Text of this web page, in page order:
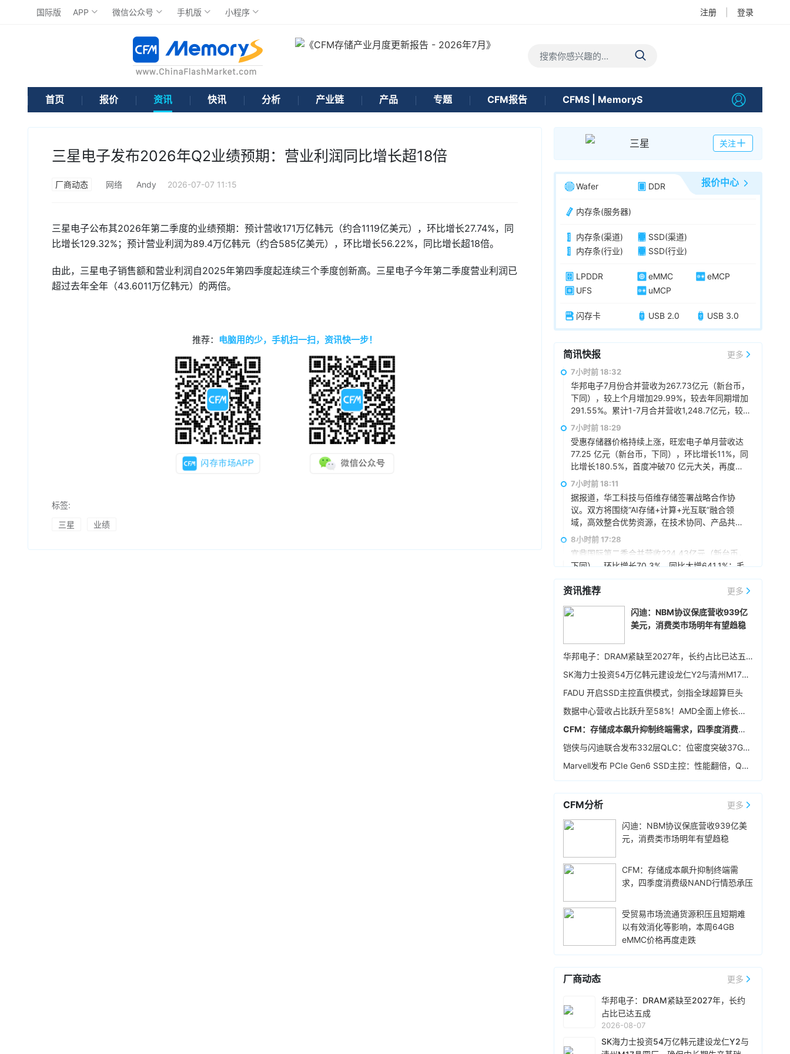
国际版 APP 微信公众号 手机版 小程序 注册 登录
首页 报价 资讯 快讯 分析 产业链 产品 专题 CFM报告 CFMS | MemoryS
三星电子发布2026年Q2业绩预期：营业利润同比增长超18倍
厂商动态 网络 Andy 2026-07-07 11:15
三星电子公布其2026年第二季度的业绩预期：预计营收171万亿韩元（约合1119亿美元），环比增长27.74%，同
比增长129.32%；预计营业利润为89.4万亿韩元（约合585亿美元），环比增长56.22%，同比增长超18倍。
由此，三星电子销售额和营业利润自2025年第四季度起连续三个季度创新高。三星电子今年第二季度营业利润已
超过去年全年（43.6011万亿韩元）的两倍。
推荐： 电脑用的少，手机扫一扫，资讯快一步！
标签:
三星
业绩
三星 关注
报价中心
Wafer DDR
内存条(服务器)
内存条(渠道)
SSD(渠道)
内存条(行业)
SSD(行业)
LPDDR eMMC
eMCP
UFS
uMCP
闪存卡 USB 2.0 USB 3.0
简讯快报 更多
7小时前 18:32
华邦电子7月份合并营收为267.73亿元（新台币，
下同），较上个月增加29.99%，较去年同期增加
291.55%。累计1-7月合并营收1,248.7亿元，较
去年同期增加160.97%。
7小时前 18:29
受惠存储器价格持续上涨，旺宏电子单月营收达
77.25 亿元（新台币，下同），环比增长11%，同
比增长180.5%，首度冲破70 亿元大关，再度改
写单月新高，累计前7月营收373.18 亿元，同比
增长137.8%。
7小时前 18:11
据报道，华工科技与佰维存储签署战略合作协
议。双方将围绕“AI存储+计算+光互联”融合领
域，高效整合优势资源，在技术协同、产品共
创、市场共拓、生态建设方面开展深入合作，持
续推动相关领域产品智能化产线升级，构建覆盖
方案，构建互利共赢、可持续发展的战略合作伙
伴关系。
8小时前 17:28
宜鼎国际第二季合并营收224.43亿元（新台币，
下同），环比增长70.3%，同比大增641.1%；毛
利率65.01%，较第一季提升，营业利润率
58.57%，税后净利润103.68亿元，环比增长
元。展望后市，宜鼎称，目前存储供需仍维持吃
紧，DRAM及NAND Flash市场展望持续正向，工
持续支撑下半年营运。其中，企业级SSD随着AI
空间，相关PCIe Gen5产品布局也将逐步发酵。
8小时前 17:21
英飞凌宣布，联发科技已完成英飞凌车规级 NOR
闪存存储器解决方案 512Mb Quad SPI NOR
9小时前 16:20
币，下同），环比增长2.50%，同比增长
307.66%，创同期新高；累计1-7月营收达
新高。展望后市，创见指出，DDR5及高阶工业级
模组拉货动能持续强劲。
10小时前 15:59
让SSD充当额外显存。当显卡板载的显存不足
时，GPU可以调用速度较慢但容量庞大的NVMe
推理场景尤为受益。据悉，该功能将基于RTX IO
和微软的DirectStorage技术。虽然官方尚未证
实，但相关传闻反映了英伟达在应对日益增长的
显存需求与硬件成本之间的矛盾时，正在探索基
于软件和系统架构的解决方案。
10小时前 15:46
价6499元，学生认证专属优惠到手价低至6199
本，核心目的之一是拉高整个Mate 80系列的整
体均价，同时进一步拉动全系列的整体出货量，
麒麟9020芯片，搭配最新的HarmonyOS 6操作
系统。目前，Mate 80系列累计总销量已经正式
突破800万台，预计今年10月份前后累计销量就
能破千万，整个系列的破千万速度明显快于上一
代Mate系列旗舰。
14小时前 11:18
华邦电近日召开法说会，总经理陈沛铭表示，高
雄现有Module A 月产能将由目前1.5万片扩增至
2.4万片，预计今年底开始投片。不过，Module
A扩产完成后，厂内空间几乎已全数用尽。为应对
客户对2029 年以后产能的强烈需求，公司启动
及量产，未来将支援16纳米、14纳米及12纳米制
程，实际产出与营收贡献则主要落在2030年。未
来产品将涵盖标准型DRAM、CUBE、Wafer-on-
Wafer、客制化ASIC存储芯片及矽电容等。
15小时前 10:43
威刚公布7月营收，单月合并营收达183.8亿元新
台币，环比增长25.4%，同比暴增331.3%，连续
第5个月改写历史新高。从产品组合来看，DRAM
营收达140.8亿元，占整体比重76.6%；SSD占比
20.1%，存储卡、随身碟及其他产品则占3.3%。
15小时前 10:14
据媒体报道，威刚近日在法说会上表示，在需求
增加、价格走高及货源稳定的三大有利因素带动
下，预期第3季度营运将优于第2季度，并进一步
扩大全年营运成果。公司看好第4季度到2027年
趋势。目前存储市场供给持续紧张，预计2027年
DRAM供给将较2026年更吃紧。随着PC和服务器
平台持续升级，DDR5已成为市场主流，长期而
言，DDR5将比DDR4更紧缺。
15小时前 10:13
由于对AI基础设施的投资导致其季度自由现金流
转为赤字，谷歌母公司Alphabet再次寻求在债券
市场获得大规模融资。Alphabet宣布计划发行总
额高达250亿美元的美元计价公司债券。该债券
将分为10个档次，期限从2年到40年不等。其中
15小时前 10:02
资讯推荐 更多
闪迪：NBM协议保底营收939亿
美元，消费类市场明年有望趋稳
华邦电子：DRAM紧缺至2027年，长约占比已达五成
SK海力士投资54万亿韩元建设龙仁Y2与清州M17晶圆厂，确保中长期生产基础
FADU 开启SSD主控直供模式，剑指全球超算巨头
数据中心营收占比跃升至58%！AMD全面上修长期财务指引，2027年该板块营收将翻倍
CFM：存储成本飙升抑制终端需求，四季度消费级NAND行情恐承压
铠侠与闪迪联合发布332层QLC：位密度突破37Gb/mm²
Marvell发布 PCIe Gen6 SSD主控：性能翻倍，Q4送样
CFM分析 更多
闪迪：NBM协议保底营收939亿美
元，消费类市场明年有望趋稳
CFM：存储成本飙升抑制终端需
求，四季度消费级NAND行情恐承压
受贸易市场流通货源积压且短期难
以有效消化等影响，本周64GB
eMMC价格再度走跌
厂商动态 更多
华邦电子：DRAM紧缺至2027年，长约
占比已达五成
2026-08-07
SK海力士投资54万亿韩元建设龙仁Y2与